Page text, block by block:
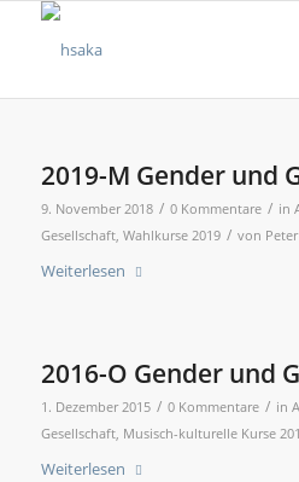
2019-M Gender und
9. November 2018 / 0 Kommentare / in
Gesellschaft, Wahlkurse 2019 / von
Weiterlesen
2016-O Gender und
1. Dezember 2015 / 0 Kommentare / in
Gesellschaft, Musisch-kulturelle Kurse
Weiterlesen